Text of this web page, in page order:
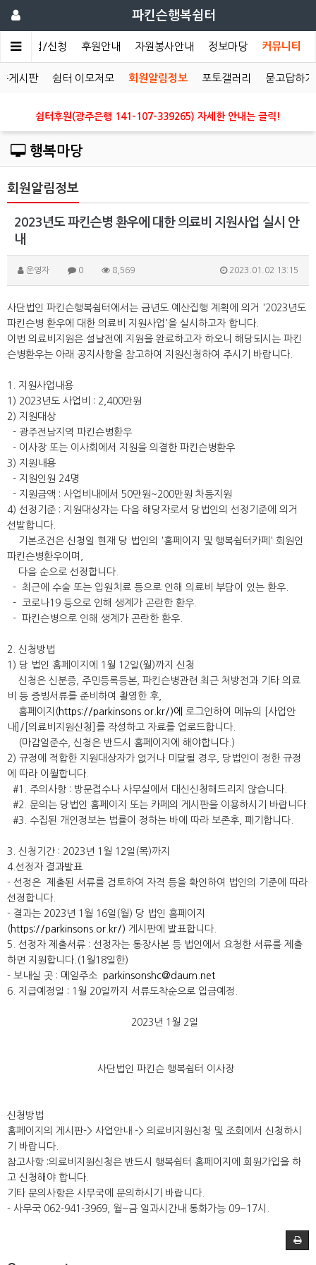
파킨슨행복쉼터
사업/신청 후원안내 자원봉사안내 정보마당 커뮤니티
게시판 쉼터 이모저모 회원알림정보 포토갤러리 묻고답하기
쉼터후원(광주은행 141-107-339265) 자세한 안내는 클릭!
행복마당
회원알림정보
2023년도 파킨슨병 환우에 대한 의료비 지원사업 실시 안
내
운영자 0 8,569 2023.01.02 13:15
사단법인 파킨슨행복쉼터에서는 금년도 예산집행 계획에 의거 '2023년도
파킨슨병 환우에 대한 의료비 지원사업'을 실시하고자 합니다.
이번 의료비지원은 설날전에 지원을 완료하고자 하오니 해당되시는 파킨
슨병환우는 아래 공지사항을 참고하여 지원신청하여 주시기 바랍니다.
1. 지원사업내용
1) 2023년도 사업비 : 2,400만원
2) 지원대상
- 광주전남지역 파킨슨병환우
- 이사장 또는 이사회에서 지원을 의결한 파킨슨병환우
3) 지원내용
- 지원인원 24명
- 지원금액 : 사업비내에서 50만원~200만원 차등지원
4) 선정기준 : 지원대상자는 다음 해당자로서 당법인의 선정기준에 의거
선발합니다.
기본조건은 신청일 현재 당 법인의 '홈페이지 및 행복쉼터카페' 회원인
파킨슨병환우이며,
다음 순으로 선정합니다.
- 최근에 수술 또는 입원치료 등으로 인해 의료비 부담이 있는 환우.
- 코로나19 등으로 인해 생계가 곤란한 환우.
- 파킨슨병으로 인해 생계가 곤란한 환우.
2. 신청방법
1) 당 법인 홈페이지에 1월 12일(월)까지 신청
신청은 신분증, 주민등록등본, 파킨슨병관련 최근 처방전과 기타 의료
비 등 증빙서류를 준비하여 촬영한 후,
홈페이지( https://parkinsons.or.kr/)에
로그인하여 메뉴의 [사업안
내]/[의료비지원신청]를 작성하고 자료를 업로드합니다.
(마감일준수, 신청은 반드시 홈페이지에 해야합니다.)
2) 규정에 적합한 지원대상자가 없거나 미달될 경우, 당법인이 정한 규정
에 따라 이월합니다.
#1. 주의사항 : 방문접수나 사무실에서 대신신청해드리지 않습니다.
#2. 문의는 당법인 홈페이지 또는 카페의 게시판을 이용하시기 바랍니다.
#3. 수집된 개인정보는 법률이 정하는 바에 따라 보존후, 폐기합니다.
3. 신청기간 : 2023년 1월 12일(목)까지
4.선정자 결과발표
- 선정은 제출된 서류를 검토하여 자격 등을 확인하여 법인의 기준에 따라
선정합니다.
- 결과는 2023년 1월 16일(월) 당 법인 홈페이지
( https://parkinsons.or.kr/) 게시판에 발표합니다.
5. 선정자 제출서류 : 선정자는 통장사본 등 법인에서 요청한 서류를 제출
하면 지원합니다.(1월18일한)
- 보내실 곳 : 메일주소 parkinsonshc@daum.net
6. 지급예정일 : 1월 20일까지 서류도착순으로 입금예정.
2023년 1월 2일
사단법인 파킨슨 행복쉼터 이사장
신청방법
홈페이지의 게시판-> 사업안내 -> 의료비지원신청 및 조회에서 신청하시
기 바랍니다.
참고사항 :의료비지원신청은 반드시 행복쉼터 홈페이지에 회원가입을 하
고 신청해야 합니다.
기타 문의사항은 사무국에 문의하시기 바랍니다.
- 사무국 062-941-3969, 월~금 일과시간내 통화가능 09~17시.